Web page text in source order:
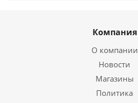
Компания
О компании
Новости
Магазины
Политика